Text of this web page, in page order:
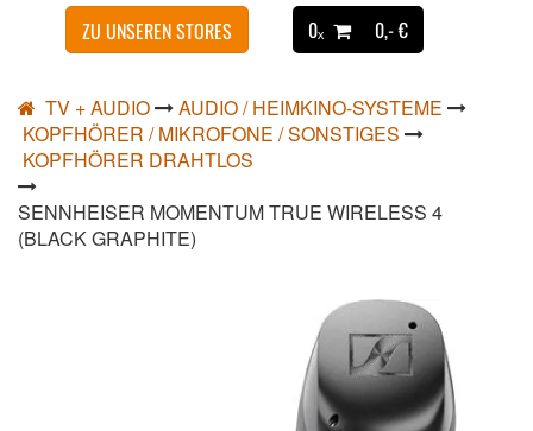
ZU UNSEREN STORES 0ₓ 0,- €
TV + AUDIO
AUDIO / HEIMKINO-SYSTEME
KOPFHÖRER / MIKROFONE / SONSTIGES
KOPFHÖRER DRAHTLOS
SENNHEISER MOMENTUM TRUE WIRELESS 4
(BLACK GRAPHITE)